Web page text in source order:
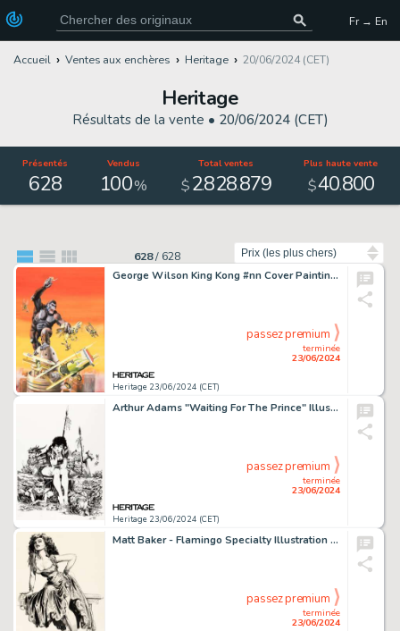
Fr → En
Accueil Ventes aux enchères Heritage 20/06/2024 (CET)
Heritage
Résultats de la vente • 20/06/2024 (CET)
Présentés
628
Vendus
100%
Total ventes
$2.828.879
Plus haute vente
$40.800
628/ 628
George Wilson King Kong #nn Cover Painting Original Art (Gold Key, 1968).
Heritage 23/06/2024 (CET)
terminée
23/06/2024
passez premium
Arthur Adams "Waiting For The Prince" Illustration Original Art (1984).
Heritage 23/06/2024 (CET)
terminée
23/06/2024
passez premium
Matt Baker - Flamingo Specialty Illustration Original Art (c. 1950s).
terminée
23/06/2024
passez premium